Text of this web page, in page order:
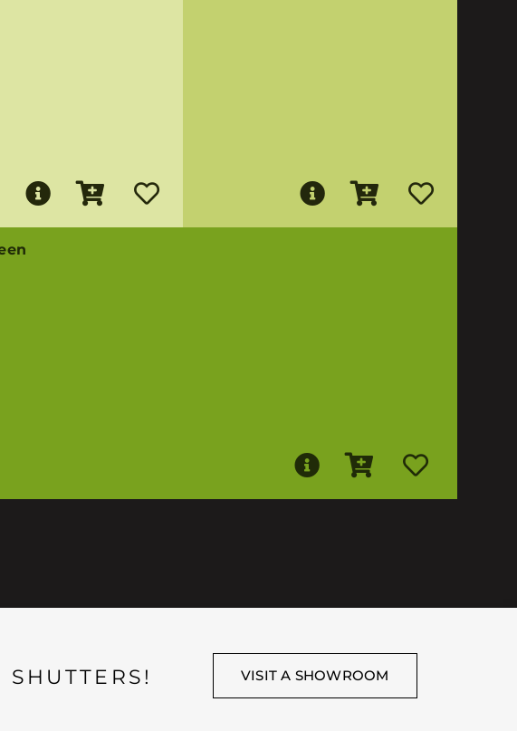
VISIT A SHOWROOM